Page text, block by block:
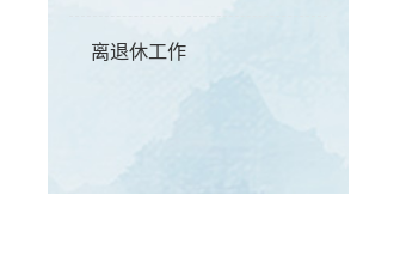
离退休工作